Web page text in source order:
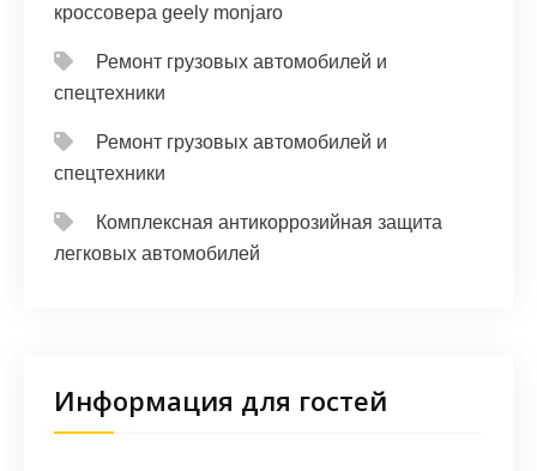
кроссовера geely monjaro
Ремонт грузовых автомобилей и
спецтехники
Ремонт грузовых автомобилей и
спецтехники
Комплексная антикоррозийная защита
легковых автомобилей
Информация для гостей